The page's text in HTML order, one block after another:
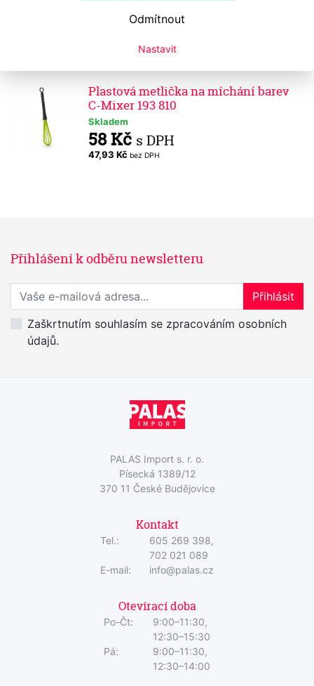
Odmítnout
Nastavit
Mixer 193 820
s DPH
Plastová metlička na míchání barev
C-Mixer 193 810
Skladem
58 Kč s DPH
47,93 Kč bez DPH
Přihlášení k odběru newsletteru
Přihlaste se k odběru novinek
Přihlásit
Zaškrtnutím souhlasím se zpracováním osobních
údajů.
PALAS Import s. r. o.
Písecká 1389/12
370 11 České Budějovice
Kontakt
Tel.:
605 269 398,
702 021 089
E-mail:
info@palas.cz
Otevírací doba
Po-Čt:
9:00–11:30,
12:30–15:30
Pá:
9:00–11:30,
12:30–14:00